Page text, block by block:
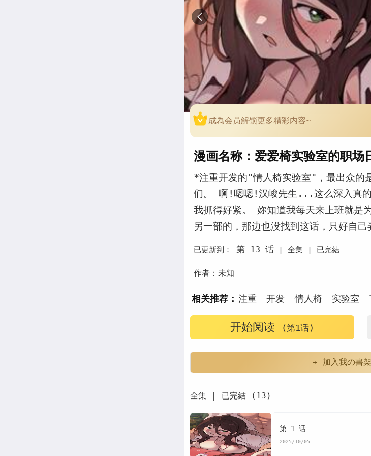
成為会员解锁更多精彩内容~
漫画名称：爱爱椅实验室的职场
*注重开发的"情人椅实验室"，最出众的
们。 啊!嗯嗯!汉峻先生...这么深入真
我抓得好紧。 妳知道我每天来上班就是
另一部的，那边也没找到这话，只好自己
已更新到： 第 13 话| 全集 | 已完結
作者：未知
相关推荐： 注重 开发 情人椅 实验室
开始阅读 (第1话)
+ 加入我の書架
全集 | 已完結 (13)
第 1 话
2025/10/05